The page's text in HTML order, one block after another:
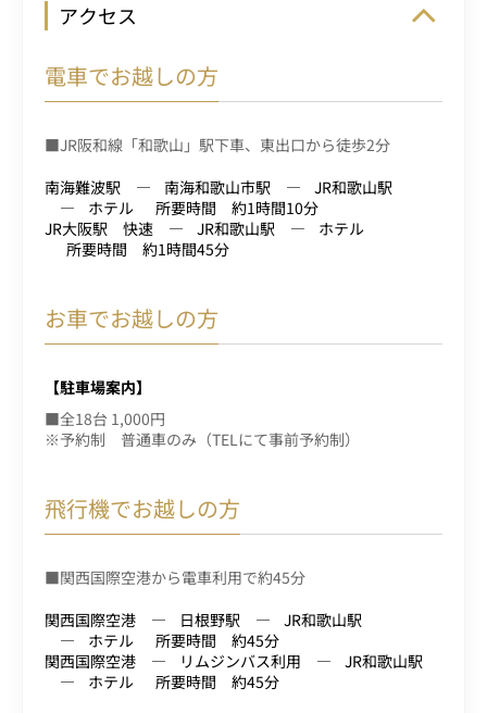
アクセス
電車でお越しの方
■JR阪和線「和歌山」駅下車、東出口から徒歩2分
南海難波駅
南海和歌山市駅
JR和歌山駅
ホテル
所要時間 約1時間10分
JR大阪駅 快速
JR和歌山駅
ホテル
所要時間 約1時間45分
お車でお越しの方
【駐車場案内】
■全18台 1,000円
※予約制 普通車のみ（TELにて事前予約制）
飛行機でお越しの方
■関西国際空港から電車利用で約45分
関西国際空港
日根野駅
JR和歌山駅
ホテル
所要時間 約45分
関西国際空港
リムジンバス利用
JR和歌山駅
ホテル
所要時間 約45分